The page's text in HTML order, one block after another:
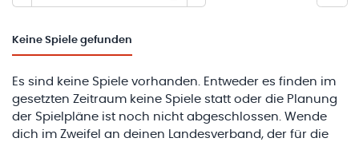
Keine Spiele gefunden
Es sind keine Spiele vorhanden. Entweder es finden im
gesetzten Zeitraum keine Spiele statt oder die Planung
der Spielpläne ist noch nicht abgeschlossen. Wende
dich im Zweifel an deinen Landesverband, der für die